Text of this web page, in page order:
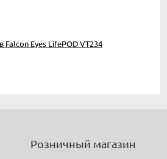
Falcon Eyes LifePOD VT234
Розничный магазин